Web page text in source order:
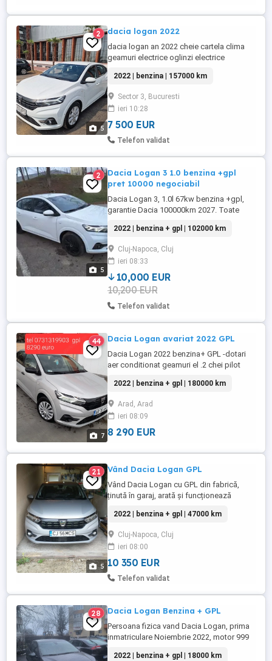
5
2 dacia logan 2022
dacia logan an 2022 cheie cartela clima
geamuri electrice oglinzi electrice
automat ultima revizie 26. km motorizare
1L benzina asig valabila itp valabil masina
se prezinta in stare fff ok..aspect int ext
impecabil anvelope vara accept orice test
autorizat
2022 | benzina | 157000 km
Sector 3, Bucuresti
ieri 10:28
7 500 EUR
Telefon validat
5
2
Dacia Logan 3 1.0 benzina +gpl
pret 10000 negociabil
Dacia Logan 3, 1.0l 67kw benzina +gpl,
garantie Dacia 100000km 2027. Toate
efectuate in cadrul service-ului. 102000km
Mai multe detalii telefonic.
2022 | benzina + gpl | 102000 km
Cluj-Napoca, Cluj
ieri 08:33
10,000 EUR
10,200 EUR
Telefon validat
7
44 Dacia Logan avariat 2022 GPL
Dacia Logan 2022 benzina+ GPL -dotari
aer conditionat geamuri el .2 chei pilot
.prezinta usoare zgarieturi conf poze
.180000km recent inmatriculat 8290euro -
tel o73131 9903
2022 | benzina + gpl | 180000 km
Arad, Arad
ieri 08:09
8 290 EUR
5
21 Vând Dacia Logan GPL
Vând Dacia Logan cu GPL din fabrică,
ținută în garaj, arată și funcționează
remorcare detașabil 1 Set de cauciucuri
de vară 1 Set de cauciucuri de iarnă INFO:
0 7 4 0 3 0 4 6 3 0 ...
2022 | benzina + gpl | 47000 km
Cluj-Napoca, Cluj
ieri 08:00
10 350 EUR
Telefon validat
28 Dacia Logan Benzina + GPL
Persoana fizica vand Dacia Logan, prima
inmatriculare Noiembrie 2022, motor 999
ideala Uber sau Taxi. 18500 Km reali,
2022 | benzina + gpl | 18000 km